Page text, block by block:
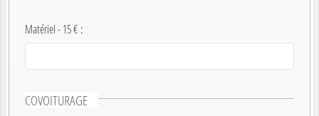
Matériel - 15 € :
COVOITURAGE